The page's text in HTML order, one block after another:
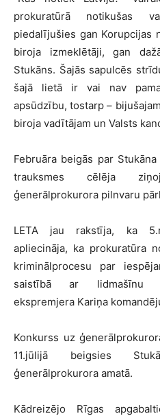
prokuratūrā notikušas
piedalījušies gan Korupcijas
biroja izmeklētāji, gan
Stukāns. Šajās sapulcēs
šajā lietā ir vai nav
apsūdzību, tostarp –
biroja vadītājam un Valsts
Februāra beigās par
trauksmes cēlēja
ģenerālprokurora pilnvaru
LETA jau rakstīja, ka
apliecināja, ka prokuratūra
kriminālprocesu par
saistībā ar lidmašīnu
ekspremjera Kariņa
Konkurss uz
11.jūlijā beigsies
ģenerālprokurora amatā.
Kādreizējo Rīgas